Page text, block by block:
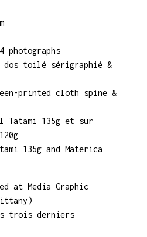
photographs
dos toilé sérigraphié &
printed cloth spine &
Tatami 135g et sur
135g and Materica
at Media Graphic
trois derniers